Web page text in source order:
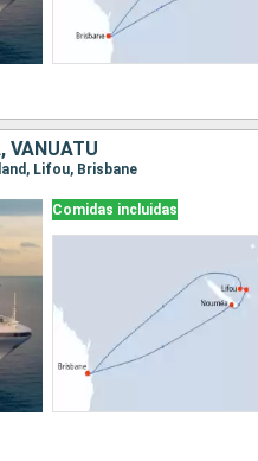
VANUATU
Lifou, Brisbane
Comidas incluidas